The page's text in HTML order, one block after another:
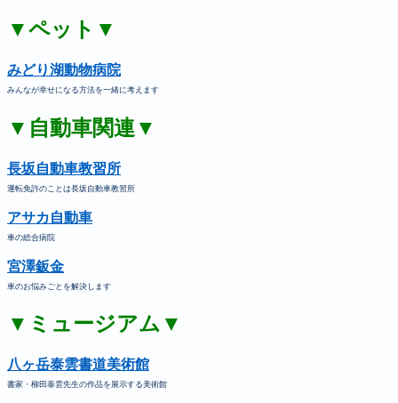
▼ペット▼
みどり湖動物病院
みんなが幸せになる方法を一緒に考えます
▼自動車関連▼
長坂自動車教習所
運転免許のことは長坂自動車教習所
アサカ自動車
車の総合病院
宮澤鈑金
車のお悩みごとを解決します
▼ミュージアム▼
八ヶ岳泰雲書道美術館
書家・柳田泰雲先生の作品を展示する美術館